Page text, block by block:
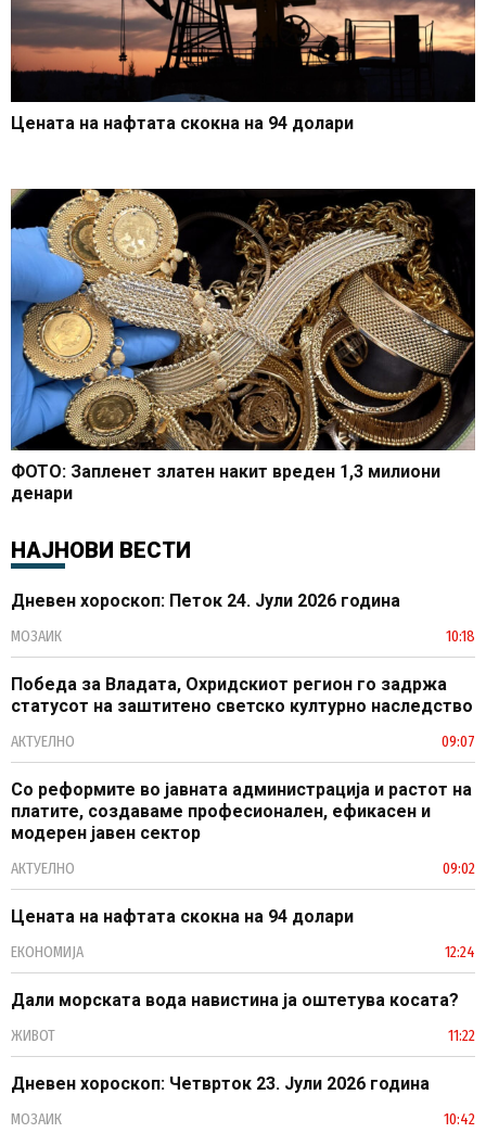
Цената на нафтата скокна на 94 долари
ФОТО: Запленет златен накит вреден 1,3 милиони
денари
НАЈНОВИ ВЕСТИ
Дневен хороскоп: Петок 24. Јули 2026 година
МОЗАИК 10:18
Победа за Владата, Охридскиот регион го задржа
статусот на заштитено светско културно наследство
АКТУЕЛНО 09:07
Со реформите во јавната администрација и растот на
платите, создаваме професионален, ефикасен и
модерен јавен сектор
АКТУЕЛНО 09:02
Цената на нафтата скокна на 94 долари
ЕКОНОМИЈА 12:24
Дали морската вода навистина ја оштетува косата?
ЖИВОТ 11:22
Дневен хороскоп: Четврток 23. Јули 2026 година
МОЗАИК 10:42